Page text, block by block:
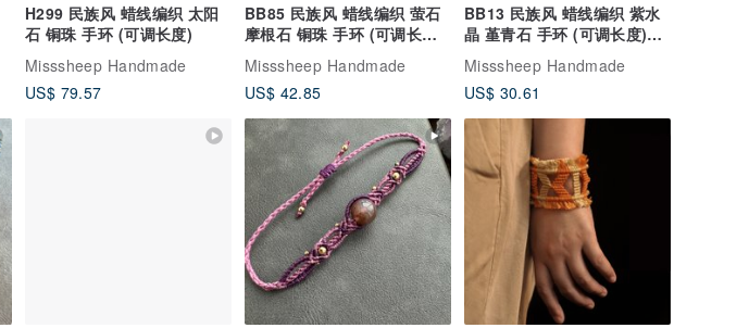
H299 民族风 蜡线编织 太阳
石 铜珠 手环 (可调长度)
Misssheep Handmade
US$ 79.57
BB85 民族风 蜡线编织 萤石
摩根石 铜珠 手环 (可调长度)
Misssheep Handmade
US$ 42.85
BB13 民族风 蜡线编织 紫水
晶 堇青石 手环 (可调长度)民
Misssheep Handmade
US$ 30.61